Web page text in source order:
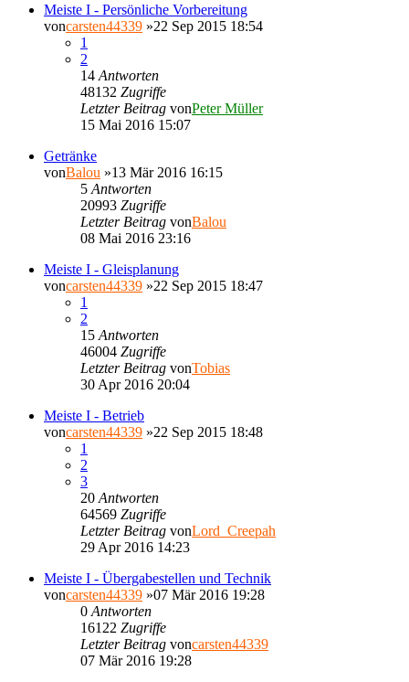
Meiste I - Persönliche Vorbereitung
voncarsten44339 »22 Sep 2015 18:54
1
2
14 Antworten
48132 Zugriffe
Letzter Beitrag vonPeter Müller
15 Mai 2016 15:07
Getränke
vonBalou »13 Mär 2016 16:15
5 Antworten
20993 Zugriffe
Letzter Beitrag vonBalou
08 Mai 2016 23:16
Meiste I - Gleisplanung
voncarsten44339 »22 Sep 2015 18:47
1
2
15 Antworten
46004 Zugriffe
Letzter Beitrag vonTobias
30 Apr 2016 20:04
Meiste I - Betrieb
voncarsten44339 »22 Sep 2015 18:48
1
2
3
20 Antworten
64569 Zugriffe
Letzter Beitrag vonLord_Creepah
29 Apr 2016 14:23
Meiste I - Übergabestellen und Technik
voncarsten44339 »07 Mär 2016 19:28
0 Antworten
16122 Zugriffe
Letzter Beitrag voncarsten44339
07 Mär 2016 19:28